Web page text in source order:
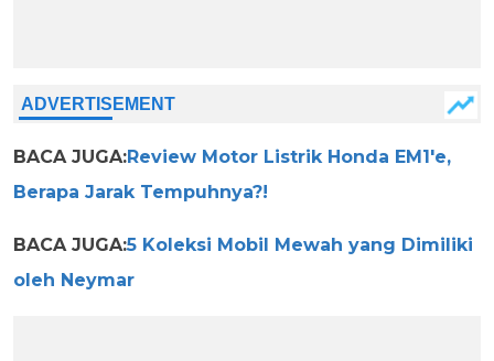
BACA JUGA:Review Motor Listrik Honda EM1'e,
Berapa Jarak Tempuhnya?!
BACA JUGA:5 Koleksi Mobil Mewah yang Dimiliki
oleh Neymar